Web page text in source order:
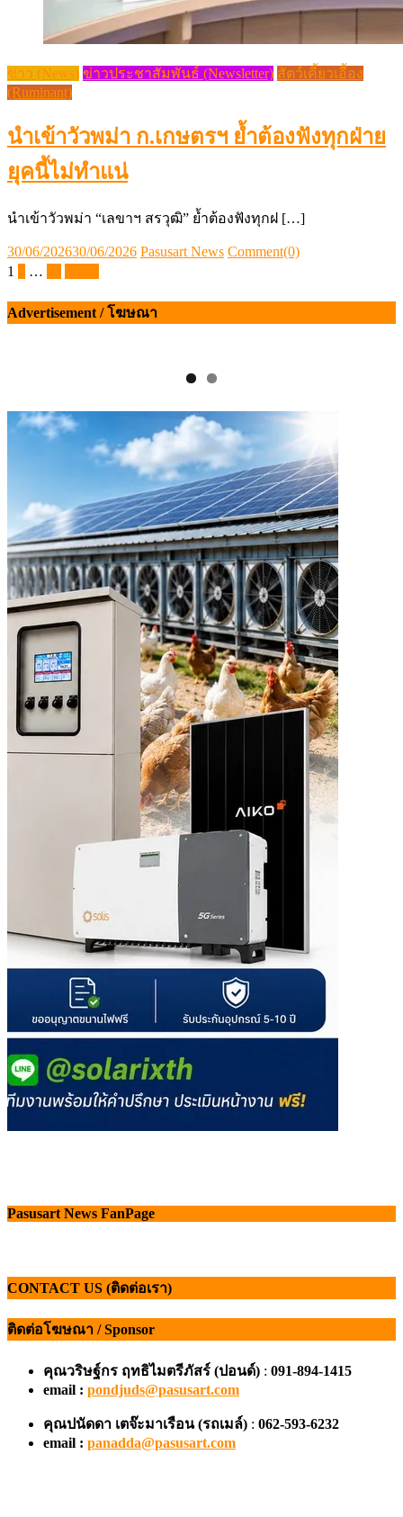
ข่าว (News) ข่าวประชาสัมพันธ์ (Newsletter) สัตว์เคี้ยวเอื้อง
(Ruminant)
นำเข้าวัวพม่า ก.เกษตรฯ ย้ำต้องฟังทุกฝ่าย
ยุคนี้ไม่ทำแน่
นำเข้าวัวพม่า “เลขาฯ สรวุฒิ” ย้ำต้องฟังทุกฝ […]
Posted
on
30/06/202630/06/2026 Author
Pasusart News Comment(0)
Posts
1 …
Advertisement / โฆษณา
Pasusart News FanPage
CONTACT US (ติดต่อเรา)
ติดต่อโฆษณา / Sponsor
คุณวริษฐ์กร ฤทธิไมตรีภัสร์ (ปอนด์) : 091-894-1415
email : pondjuds@pasusart.com
คุณปนัดดา เตจ๊ะมาเรือน (รถเมล์) : 062-593-6232
email : panadda@pasusart.com